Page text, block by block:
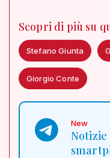
Scopri di più su
Stefano Giunta
Giorgio Conte
New
Notizie